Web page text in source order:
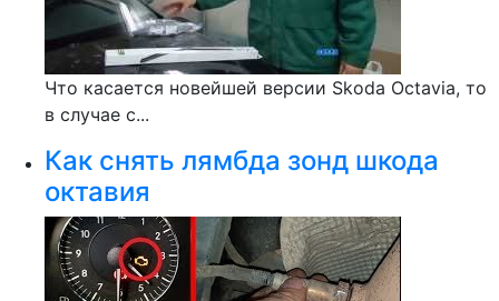
Что касается новейшей версии Skoda Octavia, то
в случае с...
Как снять лямбда зонд шкода
октавия